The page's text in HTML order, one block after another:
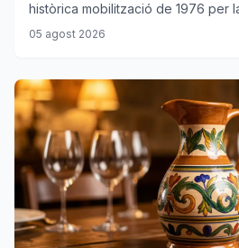
històrica mobilització de 1976 per
05 agost 2026